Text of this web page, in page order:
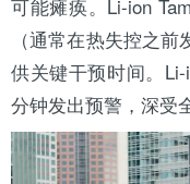
可能瘫痪。Li-ion
（通常在热失控之
供关键干预时间。
分钟发出预警，深受